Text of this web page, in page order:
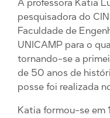
A professora Katia
pesquisadora do
Faculdade de
UNICAMP para o
tornando-se a
de 50 anos de
posse foi realizada
Katia formou-se em